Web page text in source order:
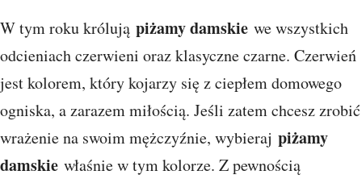
W tym roku królują piżamy damskie we wszystkich
odcieniach czerwieni oraz klasyczne czarne. Czerwień
jest kolorem, który kojarzy się z ciepłem domowego
ogniska, a zarazem miłością. Jeśli zatem chcesz zrobić
wrażenie na swoim mężczyźnie, wybieraj piżamy
damskie właśnie w tym kolorze. Z pewnością